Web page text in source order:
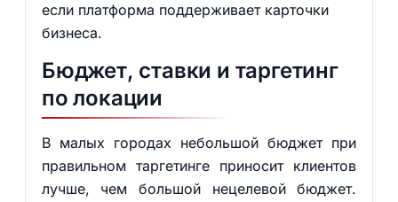
если платформа поддерживает карточки
бизнеса.
Бюджет, ставки и таргетинг
по локации
В малых городах небольшой бюджет при
правильном таргетинге приносит клиентов
лучше, чем большой нецелевой бюджет.